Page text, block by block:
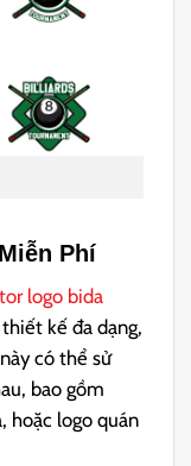
Phí
logo bida
kế đa dạng,
có thể sử
bao gồm
hoặc logo quán